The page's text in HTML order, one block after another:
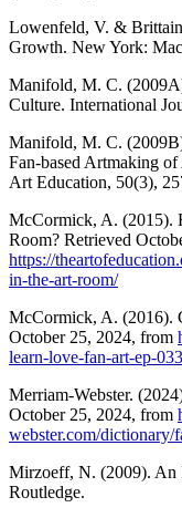
Lowenfeld, V. &
Growth. New York:
Manifold, M. C.
Culture. International
Manifold, M. C.
Fan-based Artmaking
Art Education, 50(3),
McCormick, A. (2015).
Room? Retrieved
https://
in-the-art-room/
McCormick, A. (2016).
October 25, 2024, from
learn-love-fan-art-ep-
Merriam-Webster.
October 25, 2024, from
webster.com/dictionary/
Mirzoeff, N. (2009). An
Routledge.